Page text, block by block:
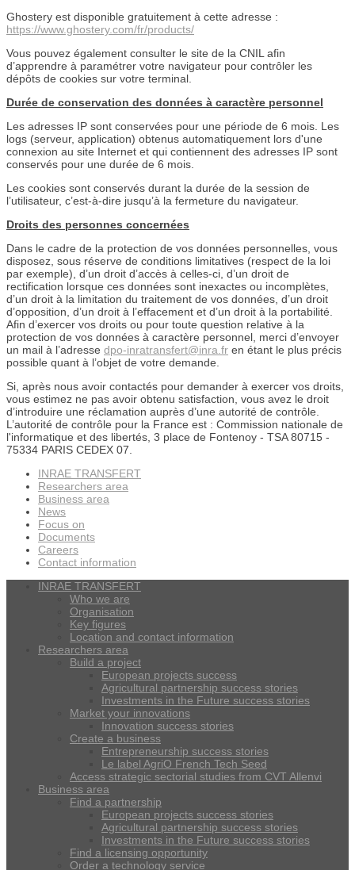
Ghostery est disponible gratuitement à cette adresse :
https://www.ghostery.com/fr/products/
Vous pouvez également consulter le site de la CNIL afin
d’apprendre à paramétrer votre navigateur pour contrôler les
dépôts de cookies sur votre terminal.
Durée de conservation des données à caractère personnel
Les adresses IP sont conservées pour une période de 6 mois. Les
logs (serveur, application) obtenus automatiquement lors d'une
connexion au site Internet et qui contiennent des adresses IP sont
conservés pour une durée de 6 mois.
Les cookies sont conservés durant la durée de la session de
l’utilisateur, c’est-à-dire jusqu’à la fermeture du navigateur.
Droits des personnes concernées
Dans le cadre de la protection de vos données personnelles, vous
disposez, sous réserve de conditions limitatives (respect de la loi
par exemple), d’un droit d’accès à celles-ci, d’un droit de
rectification lorsque ces données sont inexactes ou incomplètes,
d’un droit à la limitation du traitement de vos données, d’un droit
d’opposition, d’un droit à l’effacement et d’un droit à la portabilité.
Afin d’exercer vos droits ou pour toute question relative à la
protection de vos données à caractère personnel, merci d’envoyer
un mail à l’adresse dpo-inratransfert@inra.fr en étant le plus précis
possible quant à l’objet de votre demande.
Si, après nous avoir contactés pour demander à exercer vos droits,
vous estimez ne pas avoir obtenu satisfaction, vous avez le droit
d’introduire une réclamation auprès d’une autorité de contrôle.
L’autorité de contrôle pour la France est : Commission nationale de
l'informatique et des libertés, 3 place de Fontenoy - TSA 80715 -
75334 PARIS CEDEX 07.
INRAE TRANSFERT
Researchers area
Business area
News
Focus on
Documents
Careers
Contact information
INRAE TRANSFERT
Who we are
Organisation
Key figures
Location and contact information
Researchers area
Build a project
European projects success
Agricultural partnership success stories
Investments in the Future success stories
Market your innovations
Innovation success stories
Create a business
Entrepreneurship success stories
Le label AgriO French Tech Seed
Access strategic sectorial studies from CVT Allenvi
Business area
Find a partnership
European projects success stories
Agricultural partnership success stories
Investments in the Future success stories
Find a licensing opportunity
Order a technology service